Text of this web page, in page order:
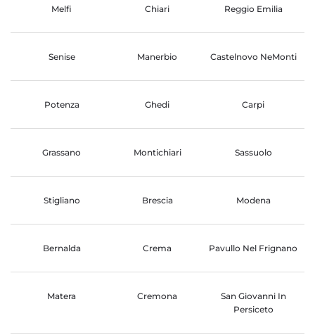
Melfi Chiari Reggio Emilia
Senise Manerbio Castelnovo NeMonti
Potenza Ghedi Carpi
Grassano Montichiari Sassuolo
Stigliano Brescia Modena
Bernalda Crema Pavullo Nel Frignano
Matera Cremona
San Giovanni In
Persiceto